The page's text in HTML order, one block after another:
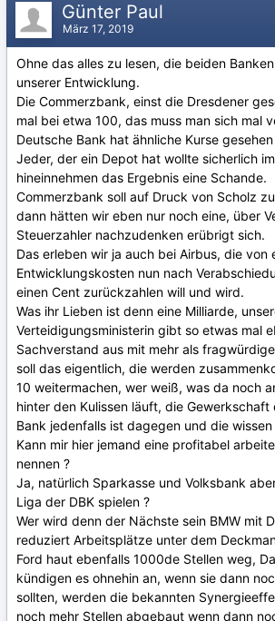
Günter Paul
März 17, 2019
Ohne das alles zu lesen, die beiden
unserer Entwicklung.
Die Commerzbank, einst die Dresdener
mal bei etwa 100, das muss man sich mal
Deutsche Bank hat ähnliche Kurse
Jeder, der ein Depot hat wollte sicherlich
hineinnehmen das Ergebnis eine Schande.
Commerzbank soll auf Druck von Scholz
dann hätten wir eben nur noch eine, über
Steuerzahler nachzudenken erübrigt sich.
Das erleben wir ja auch bei Airbus, die von
Entwicklungskosten nun nach
einen Cent zurückzahlen will und wird.
Was ihr Lieben ist denn eine Milliarde,
Verteidigungsministerin gibt so etwas mal
Sachverstand aus mit mehr als
soll das eigentlich, die werden
10 weitermachen, wer weiß, was da noch
hinter den Kulissen läuft, die Gewerkschaft
Bank jedenfalls ist dagegen und die
Kann mir hier jemand eine profitabel
nennen ?
Ja, natürlich Sparkasse und Volksbank
Liga der DBK spielen ?
Wer wird denn der Nächste sein BMW mit
reduziert Arbeitsplätze unter dem
Ford haut ebenfalls 1000de Stellen weg,
kündigen es ohnehin an, wenn sie dann
sollten, werden die bekannten
noch mehr Stellen abgebaut wenn dann